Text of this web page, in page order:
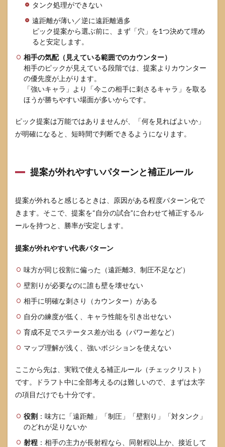
タンク処理ができない
遠距離が薄い／逆に遠距離過多
ピック提案から選ぶ前に、まず「穴」を1つ決めて埋め
ると安定します。
相手の気配（見えている範囲でのカウンター）
相手のピックが見えている段階では、提案よりカウンター
の優先度が上がります。
「強いキャラ」より「今この相手に刺さるキャラ」を取る
ほうが勝ちやすい場面が多いからです。
ピック提案は万能ではありませんが、「何を見ればよいか」
が明確になると、短時間で判断できるようになります。
提案が外れやすいパターンと補正ルール
提案が外れると感じるときは、原因がある程度パターン化で
きます。そこで、提案を“自分の試合”に合わせて補正するル
ールを持つと、勝率が安定します。
提案が外れやすい代表パターン
味方が同じ役割に偏った（遠距離3、制圧不足など）
壁割りが必要なのに誰も壁を壊せない
相手に明確な刺さり（カウンター）がある
自分の練度が低く、キャラ性能を引き出せない
育成不足でステータス差が出る（パワー差など）
マップ理解が浅く、強いポジションを使えない
ここから先は、実戦で使える補正ルール（チェックリスト）
です。ドラフト中に全部考えるのは難しいので、まずは太字
の項目だけでも十分です。
役割 ：味方に「遠距離」「制圧」「壁割り」「対タンク」
のどれが足りないか
射程 ：相手の主力が長射程なら、同射程以上か、接近して